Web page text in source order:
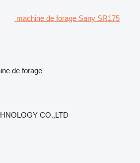
machine de forage Sany SR175
de forage
CO.,LTD